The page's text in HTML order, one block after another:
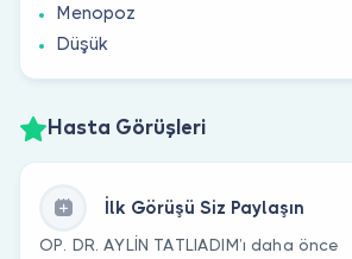
Menopoz
Düşük
Hasta Görüşleri
İlk Görüşü Siz Paylaşın
OP. DR. AYLİN TATLIADIM’ı daha önce